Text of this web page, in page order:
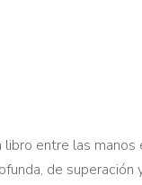
entre las
de